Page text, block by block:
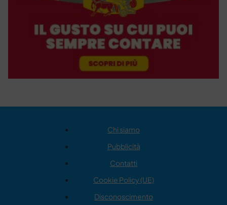
Chi siamo
Pubblicità
Contatti
Cookie Policy (UE)
Disconoscimento